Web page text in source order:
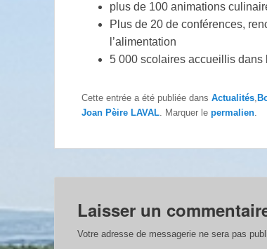
plus de 100 animations
Plus de 20 de conférences,
l’alimentation
5 000 scolaires accueillis
Cette entrée a été publiée dans Actualités
Joan Pèire LAVAL . Marquer le permalien
Laisser un
Votre adresse de messagerie ne sera pas